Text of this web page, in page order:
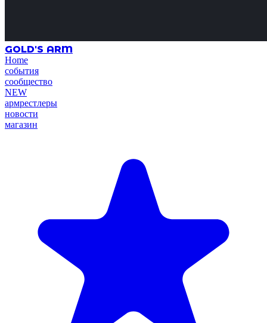
GOLD'S ARM
Home
события
сообщество
NEW
армрестлеры
новости
магазин